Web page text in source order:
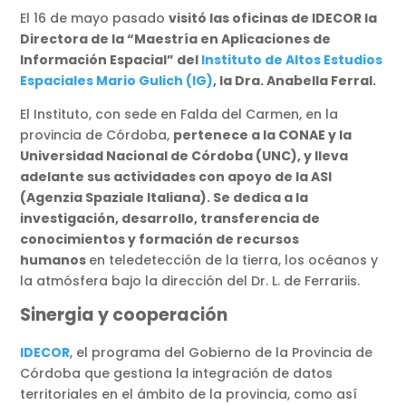
El 16 de mayo pasadovisitó las oficinas de IDECOR la
Directora de la “Maestría en Aplicaciones de
Información Espacial” del Instituto de Altos Estudios
Espaciales Mario Gulich (IG), la Dra. Anabella Ferral.
El Instituto, con sede en Falda del Carmen, en la
provincia de Córdoba, pertenece a la CONAE y la
Universidad Nacional de Córdoba (UNC), y lleva
adelante sus actividades con apoyo de la ASI
(Agenzia Spaziale Italiana). Se dedica a la
investigación, desarrollo, transferencia de
conocimientos y formación de recursos
humanos en teledetección de la tierra, los océanos y
la atmósfera bajo la dirección del Dr. L. de Ferrariis.
Sinergia y cooperación
IDECOR, el programa del Gobierno de la Provincia de
Córdoba que gestiona la integración de datos
territoriales en el ámbito de la provincia, como así